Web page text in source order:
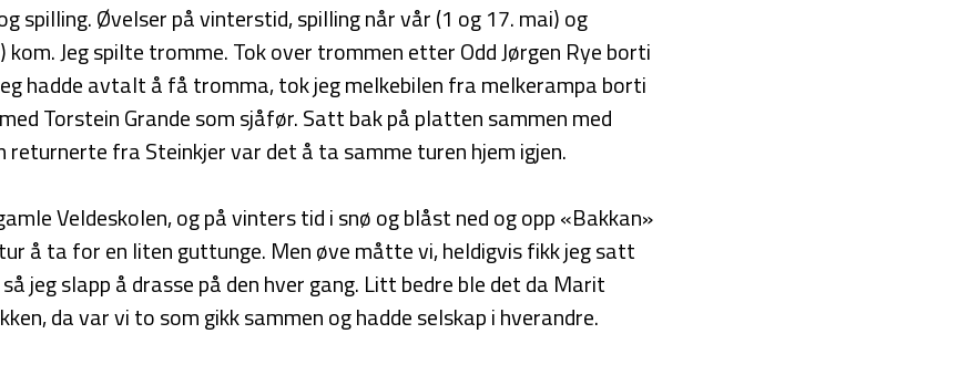
spilling. Øvelser på vinterstid, spilling når vår (1 og 17. mai) og
Jeg spilte tromme. Tok over trommen etter Odd Jørgen Rye borti
hadde avtalt å få tromma, tok jeg melkebilen fra melkerampa borti
Torstein Grande som sjåfør. Satt bak på platten sammen med
returnerte fra Steinkjer var det å ta samme turen hjem igjen.
Veldeskolen, og på vinters tid i snø og blåst ned og opp «Bakkan»
å ta for en liten guttunge. Men øve måtte vi, heldigvis fikk jeg satt
jeg slapp å drasse på den hver gang. Litt bedre ble det da Marit
da var vi to som gikk sammen og hadde selskap i hverandre.